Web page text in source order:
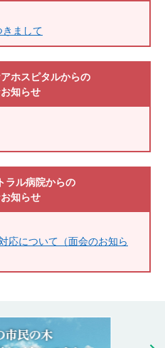
まして
ホスピタルからの
知らせ
ラル病院からの
知らせ
応について（面会のお知ら